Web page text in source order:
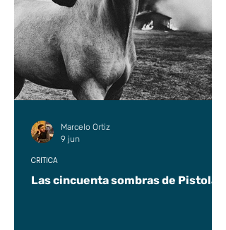
Las cincuenta sombras de Pistolas
CRÍTICA
Marcelo Ortiz
9 jun